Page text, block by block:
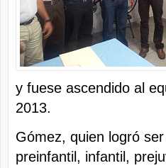
y fuese ascendido al
2013.
Gómez, quien logró
preinfantil, infantil,